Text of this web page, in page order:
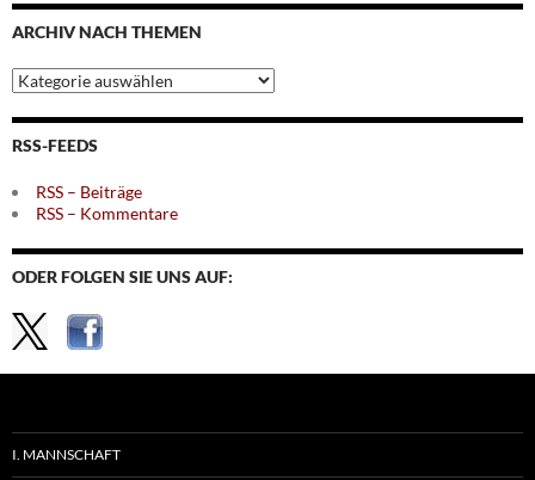
Monaten
ARCHIV NACH THEMEN
Archiv
nach
Themen
RSS-FEEDS
RSS – Beiträge
RSS – Kommentare
ODER FOLGEN SIE UNS AUF:
I. MANNSCHAFT